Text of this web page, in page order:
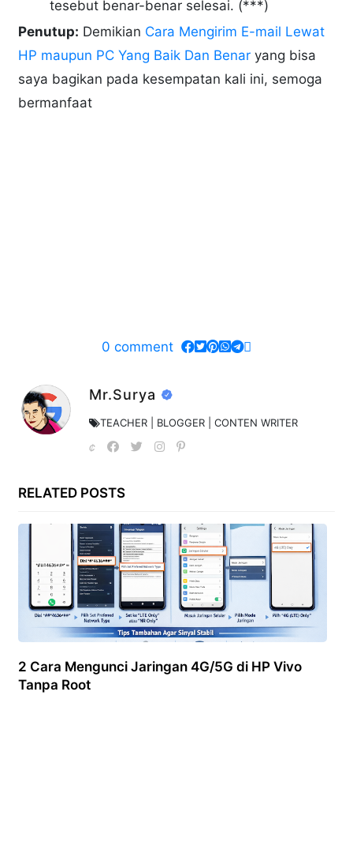
tesebut benar-benar selesai. (***)
Penutup: Demikian Cara Mengirim E-mail Lewat
HP maupun PC Yang Baik Dan Benar yang bisa
saya bagikan pada kesempatan kali ini, semoga
bermanfaat
0 comment
Mr.Surya
TEACHER | BLOGGER | CONTEN WRITER
RELATED POSTS
2 Cara Mengunci Jaringan 4G/5G di HP Vivo
Tanpa Root